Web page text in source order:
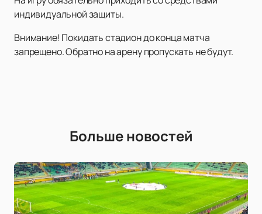
индивидуальной защиты.
Внимание! Покидать стадион до конца матча
запрещено. Обратно на арену пропускать не будут.
Больше новостей